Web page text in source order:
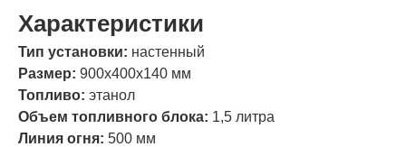
Характеристики
Тип установки: настенный
Размер: 900х400х140 мм
Топливо: этанол
Объем топливного блока: 1,5 литра
Линия огня: 500 мм